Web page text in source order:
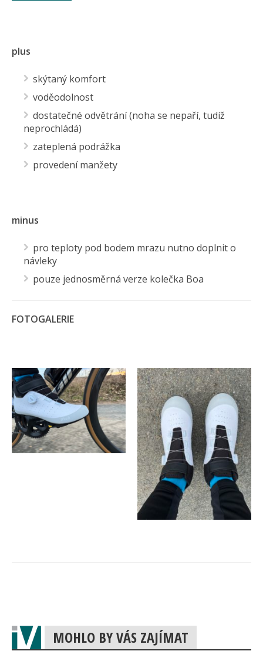
plus
skýtaný komfort
voděodolnost
dostatečné odvětrání (noha se nepaří, tudíž
neprochládá)
zateplená podrážka
provedení manžety
minus
pro teploty pod bodem mrazu nutno doplnit o
návleky
pouze jednosměrná verze kolečka Boa
FOTOGALERIE
MOHLO BY VÁS ZAJÍMAT